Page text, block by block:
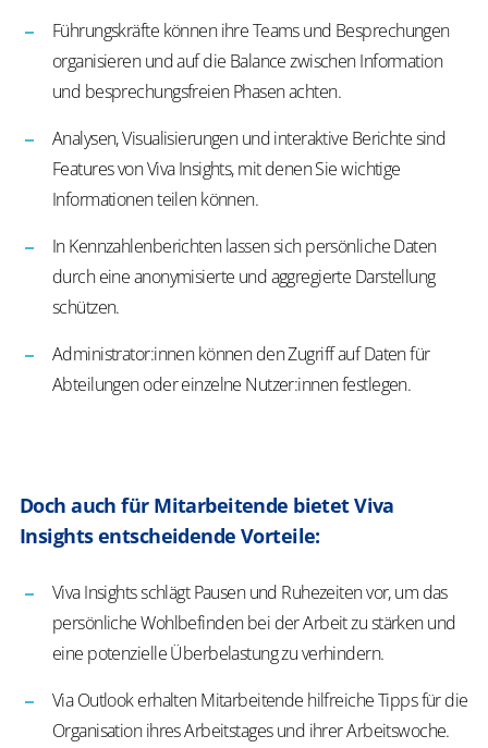
Führungskräfte können ihre Teams und Besprechungen
organisieren und auf die Balance zwischen Information
und besprechungsfreien Phasen achten.
Analysen, Visualisierungen und interaktive Berichte sind
Features von Viva Insights, mit denen Sie wichtige
Informationen teilen können.
In Kennzahlenberichten lassen sich persönliche Daten
durch eine anonymisierte und aggregierte Darstellung
schützen.
Administrator:innen können den Zugriff auf Daten für
Abteilungen oder einzelne Nutzer:innen festlegen.
Doch auch für Mitarbeitende bietet Viva
Insights entscheidende Vorteile:
Viva Insights schlägt Pausen und Ruhezeiten vor, um das
persönliche Wohlbefinden bei der Arbeit zu stärken und
eine potenzielle Überbelastung zu verhindern.
Via Outlook erhalten Mitarbeitende hilfreiche Tipps für die
Organisation ihres Arbeitstages und ihrer Arbeitswoche.